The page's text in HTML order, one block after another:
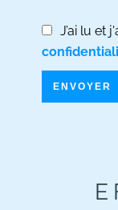
J’ai lu et
ENVOYER